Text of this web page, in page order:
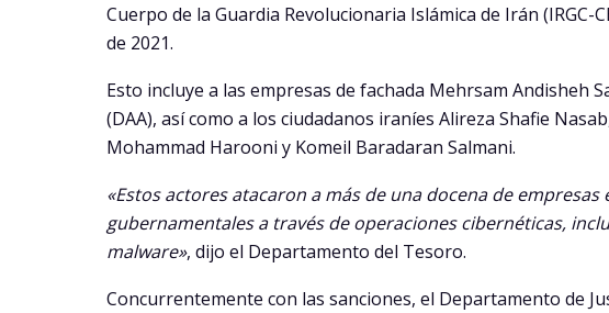
Cuerpo de la Guardia Revolucionaria Islámica de Irán (IRGC-
de 2021.
Esto incluye a las empresas de fachada Mehrsam Andisheh
(DAA), así como a los ciudadanos iraníes Alireza Shafie
Mohammad Harooni y Komeil Baradaran Salmani.
«Estos actores atacaron a más de una docena de
gubernamentales a través de operaciones cibernéticas,
malware», dijo el Departamento del Tesoro.
Concurrentemente con las sanciones, el Departamento de